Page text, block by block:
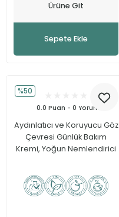
Ürüne Git
Sepete Ekle
%50
0.0 Puan - 0 Yorum
Aydınlatıcı ve Koruyucu Göz
Çevresi Günlük Bakım
Kremi, Yoğun Nemlendirici